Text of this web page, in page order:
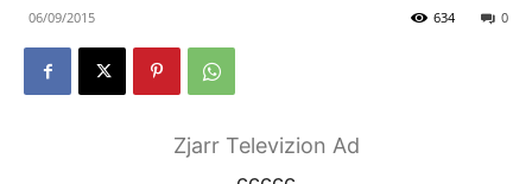
06/09/2015 0
634
Zjarr Televizion Ad